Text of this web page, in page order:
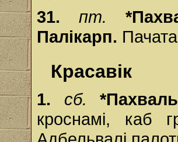
31. пт.
Палікарп.
Красавік
1. сб.
кроснамі, каб